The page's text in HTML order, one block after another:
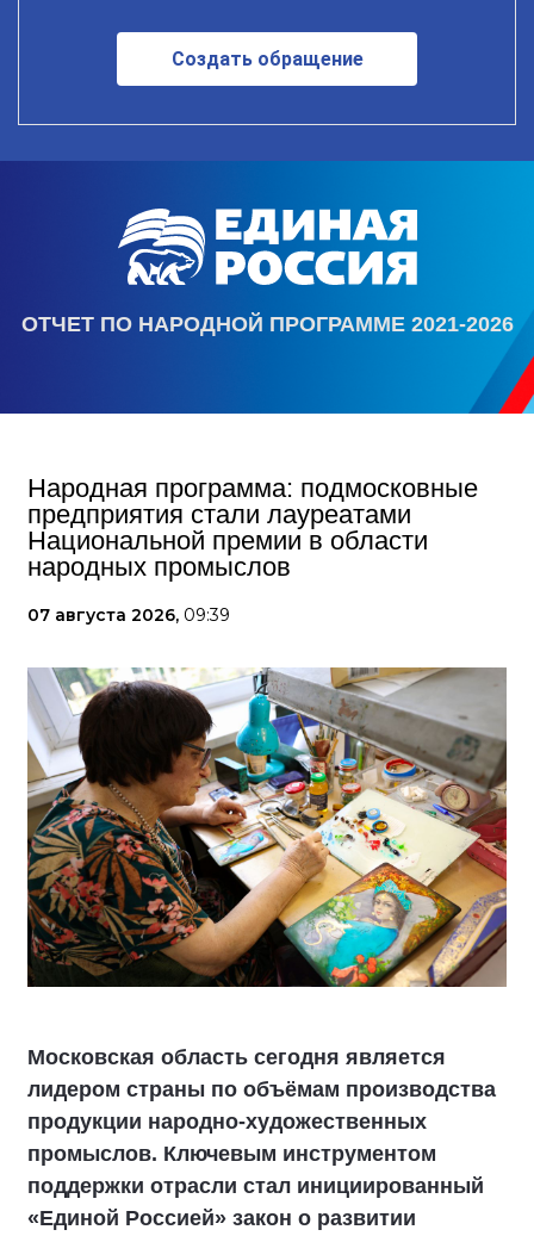
Создать обращение
ОТЧЕТ ПО НАРОДНОЙ ПРОГРАММЕ 2021-2026
Народная программа: подмосковные
предприятия стали лауреатами
Национальной премии в области
народных промыслов
07 августа 2026, 09:39
Московская область сегодня является
лидером страны по объёмам производства
продукции народно-художественных
промыслов. Ключевым инструментом
поддержки отрасли стал инициированный
«Единой Россией» закон о развитии